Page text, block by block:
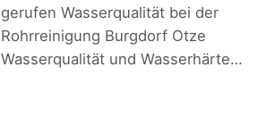
gerufen Wasserqualität bei der
Rohrreinigung Burgdorf Otze
Wasserqualität und Wasserhärte…